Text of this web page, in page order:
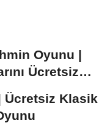
Oyunu |
Ücretsiz
Ücretsiz Klasik